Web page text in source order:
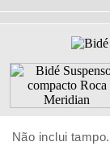
Não inclui tampo.